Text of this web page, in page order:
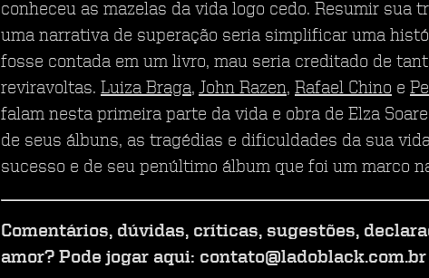
conheceu as mazelas da vida logo cedo. Resumir sua
uma narrativa de superação seria simplificar uma
fosse contada em um livro, mau seria creditado de
reviravoltas. Luiza Braga, John Razen, Rafael Chino e
falam nesta primeira parte da vida e obra de Elza
de seus álbuns, as tragédias e dificuldades da sua
sucesso e de seu penúltimo álbum que foi um marco
Comentários, dúvidas, críticas, sugestões,
amor? Pode jogar aqui: contato@ladoblack.com.br